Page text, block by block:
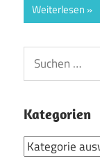
Weiterlesen
Suchen
nach:
Kategorien
Kategorien